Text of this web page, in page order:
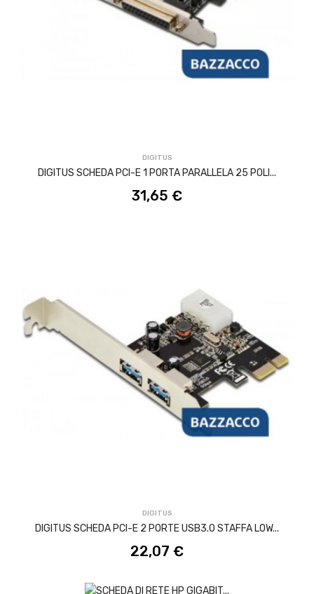
DIGITUS
DIGITUS SCHEDA PCI-E 1 PORTA PARALLELA 25 POLI...
31,65 €
DIGITUS
DIGITUS SCHEDA PCI-E 2 PORTE USB3.0 STAFFA LOW...
22,07 €